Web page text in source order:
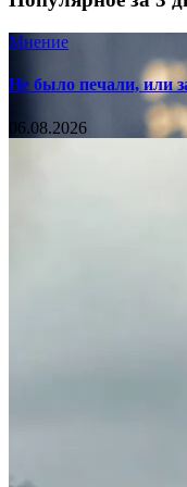
Мнение
Не было печали, или
06.08.2026